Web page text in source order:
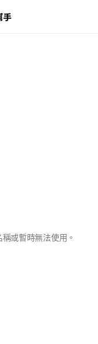
或暫時無法使用。